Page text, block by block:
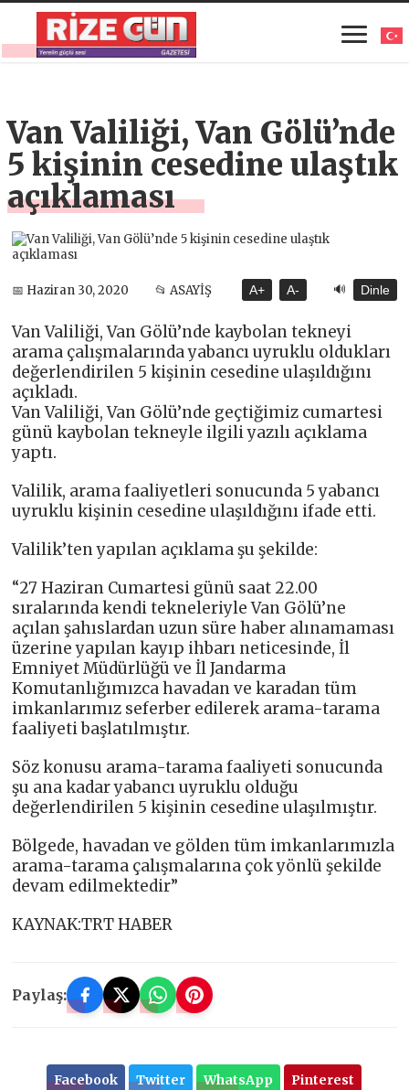
Van Valiliği, Van Gölü’nde
5 kişinin cesedine ulaştık
açıklaması
📅 Haziran 30, 2020 📂 ASAYİŞ A+ A- 🔊 Dinle
Van Valiliği, Van Gölü’nde kaybolan tekneyi
arama çalışmalarında yabancı uyruklu oldukları
değerlendirilen 5 kişinin cesedine ulaşıldığını
açıkladı.
Van Valiliği, Van Gölü’nde geçtiğimiz cumartesi
günü kaybolan tekneyle ilgili yazılı açıklama
yaptı.
Valilik, arama faaliyetleri sonucunda 5 yabancı
uyruklu kişinin cesedine ulaşıldığını ifade etti.
Valilik’ten yapılan açıklama şu şekilde:
“27 Haziran Cumartesi günü saat 22.00
sıralarında kendi tekneleriyle Van Gölü’ne
açılan şahıslardan uzun süre haber alınamaması
üzerine yapılan kayıp ihbarı neticesinde, İl
Emniyet Müdürlüğü ve İl Jandarma
Komutanlığımızca havadan ve karadan tüm
imkanlarımız seferber edilerek arama-tarama
faaliyeti başlatılmıştır.
Söz konusu arama-tarama faaliyeti sonucunda
şu ana kadar yabancı uyruklu olduğu
değerlendirilen 5 kişinin cesedine ulaşılmıştır.
Bölgede, havadan ve gölden tüm imkanlarımızla
arama-tarama çalışmalarına çok yönlü şekilde
devam edilmektedir”
KAYNAK:TRT HABER
Paylaş:
Facebook Twitter WhatsApp Pinterest